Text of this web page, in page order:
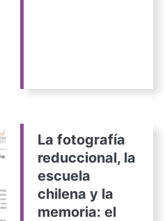
La fotografía
reduccional, la
escuela
chilena y la
memoria: el